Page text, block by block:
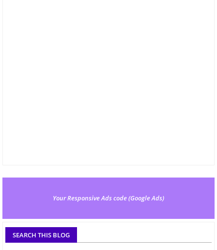
Your Responsive Ads code (Google Ads)
SEARCH THIS BLOG